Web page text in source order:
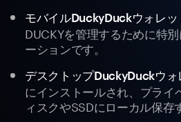
モバイルDuckyDuckウォレッ
DUCKYを管理するために特
ーションです。
デスクトップDuckyDuckウォ
にインストールされ、プライ
ィスクやSSDにローカル保存